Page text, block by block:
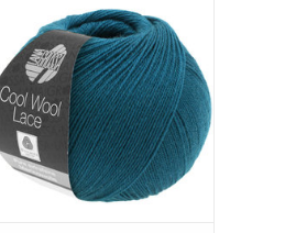
TOEVOEGEN AAN WINKELWAGEN